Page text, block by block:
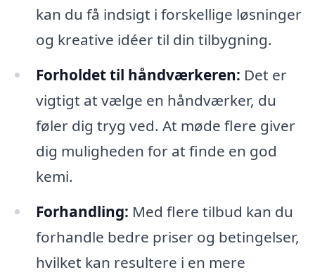
kan du få indsigt i forskellige løsninger
og kreative idéer til din tilbygning.
Forholdet til håndværkeren: Det er
vigtigt at vælge en håndværker, du
føler dig tryg ved. At møde flere giver
dig muligheden for at finde en god
kemi.
Forhandling: Med flere tilbud kan du
forhandle bedre priser og betingelser,
hvilket kan resultere i en mere